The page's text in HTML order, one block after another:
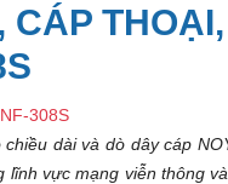
CÁP
308S
chiều dài và dò dây cáp
lĩnh vực mạng viễn thông